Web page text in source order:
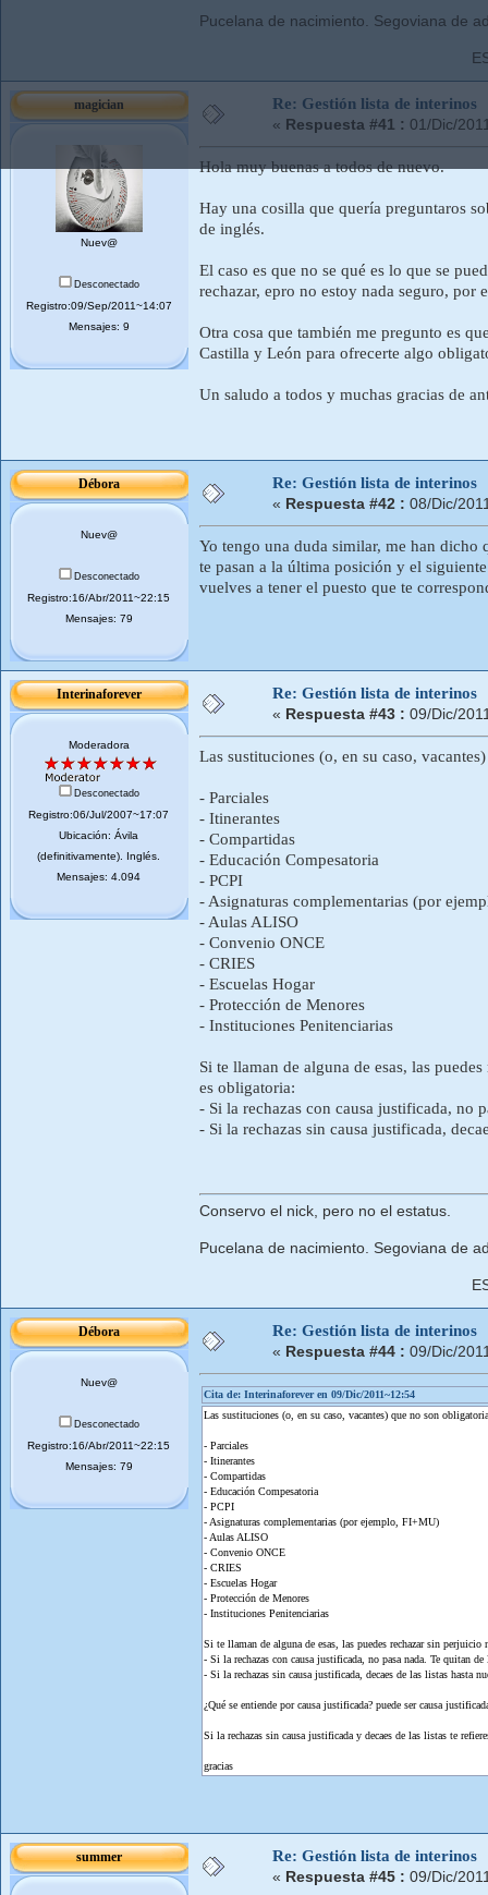
Pucelana de nacimiento. Segoviana de
magician
Nuev@
Desconectado
Registro:09/Sep/2011~14:07
Mensajes: 9
Re: Gestión lista de interinos
« Respuesta #41 : 01/Dic/
Hola muy buenas a todos de nuevo.
Hay una cosilla que quería preguntaros
de inglés.
El caso es que no se qué es lo que se
rechazar, epro no estoy nada seguro,
Otra cosa que también me pregunto es
Castilla y León para ofrecerte algo
Un saludo a todos y muchas gracias de
Débora
Nuev@
Desconectado
Registro:16/Abr/2011~22:15
Mensajes: 79
Re: Gestión lista de interinos
« Respuesta #42 : 08/Dic/
Yo tengo una duda similar, me han dicho
te pasan a la última posición y el
vuelves a tener el puesto que te
Interinaforever
Moderadora
Desconectado
Registro:06/Jul/2007~17:07
Ubicación: Ávila
(definitivamente). Inglés.
Mensajes: 4.094
Re: Gestión lista de interinos
« Respuesta #43 : 09/Dic/
Las sustituciones (o, en su caso,
- Parciales
- Itinerantes
- Compartidas
- Educación Compesatoria
- PCPI
- Asignaturas complementarias (por
- Aulas ALISO
- Convenio ONCE
- CRIES
- Escuelas Hogar
- Protección de Menores
- Instituciones Penitenciarias
Si te llaman de alguna de esas, las
es obligatoria:
- Si la rechazas con causa justificada, no
- Si la rechazas sin causa justificada,
Conservo el nick, pero no el estatus.
Pucelana de nacimiento. Segoviana de
Débora
Nuev@
Desconectado
Registro:16/Abr/2011~22:15
Mensajes: 79
Re: Gestión lista de interinos
« Respuesta #44 : 09/Dic/
Cita de: Interinaforever en 09/Dic/2011~12:54
Las sustituciones (o, en su caso, vacantes) que no son
- Parciales
- Itinerantes
- Compartidas
- Educación Compesatoria
- PCPI
- Asignaturas complementarias (por ejemplo, FI+MU)
- Aulas ALISO
- Convenio ONCE
- CRIES
- Escuelas Hogar
- Protección de Menores
- Instituciones Penitenciarias
Si te llaman de alguna de esas, las puedes rechazar sin
- Si la rechazas con causa justificada, no pasa nada. Te quitan
- Si la rechazas sin causa justificada, decaes de las listas hasta
¿Qué se entiende por causa justificada? puede ser causa
Si la rechazas sin causa justificada y decaes de las listas te
gracias
summer Re: Gestión lista de interinos
« Respuesta #45 : 09/Dic/